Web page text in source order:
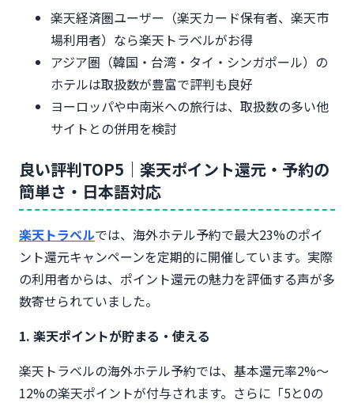
Q3. 楽天ポイントは海外ホテル予約でいくら貯ま
る？
Q4. 海外ホテル予約のキャンセルは何日前まで無
料？
Q5. トラブル時の問い合わせ先はどこ？
まとめ：楽天トラベルで海外ホテルを予約すべき
人・他サイトがおすすめな人
楽天経済圏ユーザー（楽天カード保有者、楽天市
場利用者）なら楽天トラベルがお得
アジア圏（韓国・台湾・タイ・シンガポール）の
ホテルは取扱数が豊富で評判も良好
ヨーロッパや中南米への旅行は、取扱数の多い他
サイトとの併用を検討
良い評判TOP5｜楽天ポイント還元・予約の
簡単さ・日本語対応
楽天トラベルでは、海外ホテル予約で最大23%のポイ
ント還元キャンペーンを定期的に開催しています。実際
の利用者からは、ポイント還元の魅力を評価する声が多
数寄せられていました。
1. 楽天ポイントが貯まる・使える
楽天トラベルの海外ホテル予約では、基本還元率2%〜
12%の楽天ポイントが付与されます。さらに「5と0の